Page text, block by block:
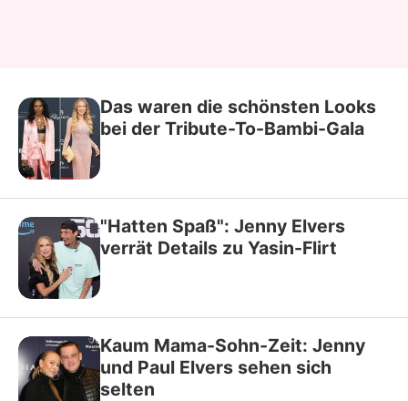
Das waren die schönsten Looks
bei der Tribute-To-Bambi-Gala
"Hatten Spaß": Jenny Elvers
verrät Details zu Yasin-Flirt
Kaum Mama-Sohn-Zeit: Jenny
und Paul Elvers sehen sich
selten